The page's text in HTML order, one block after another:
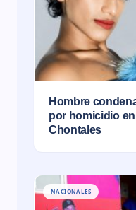
Hombre
por homicidio
Chontales
NACIONALES